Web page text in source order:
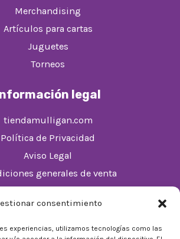
consentimiento
experiencias, utilizamos tecnologías como las
Merchandising
Artículos para cartas
Juguetes
Torneos
legal
tiendamulligan.com
Política de Privacidad
Aviso Legal
generales de venta